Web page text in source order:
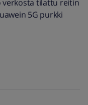
verkosta tilattu reitin
5G purkki